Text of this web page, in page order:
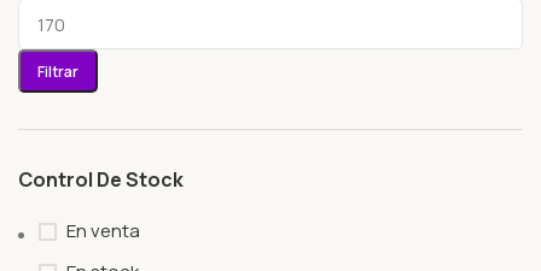
Filtrar
Control De Stock
En venta